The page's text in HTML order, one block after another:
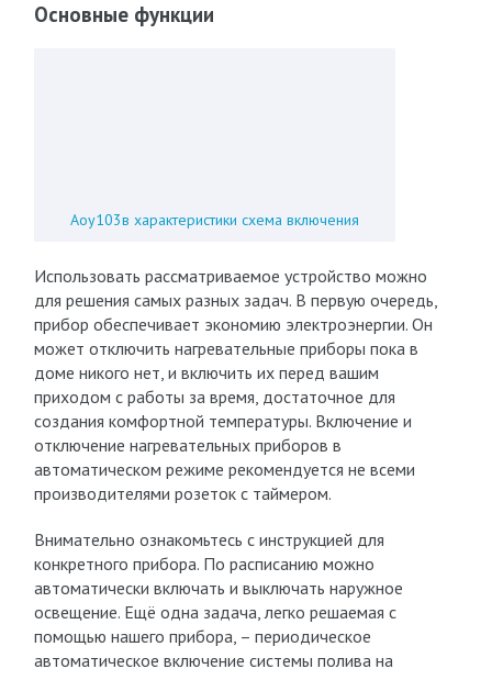
Основные функции
Аоу103в характеристики схема включения
Использовать рассматриваемое устройство можно
для решения самых разных задач. В первую очередь,
прибор обеспечивает экономию электроэнергии. Он
может отключить нагревательные приборы пока в
доме никого нет, и включить их перед вашим
приходом с работы за время, достаточное для
создания комфортной температуры. Включение и
отключение нагревательных приборов в
автоматическом режиме рекомендуется не всеми
производителями розеток с таймером.
Внимательно ознакомьтесь с инструкцией для
конкретного прибора. По расписанию можно
автоматически включать и выключать наружное
освещение. Ещё одна задача, легко решаемая с
помощью нашего прибора, – периодическое
автоматическое включение системы полива на